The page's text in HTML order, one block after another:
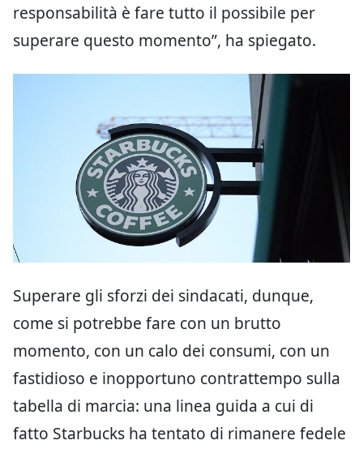
responsabilità è fare tutto il possibile per
superare questo momento”, ha spiegato.
Superare gli sforzi dei sindacati, dunque,
come si potrebbe fare con un brutto
momento, con un calo dei consumi, con un
fastidioso e inopportuno contrattempo sulla
tabella di marcia: una linea guida a cui di
fatto Starbucks ha tentato di rimanere fedele